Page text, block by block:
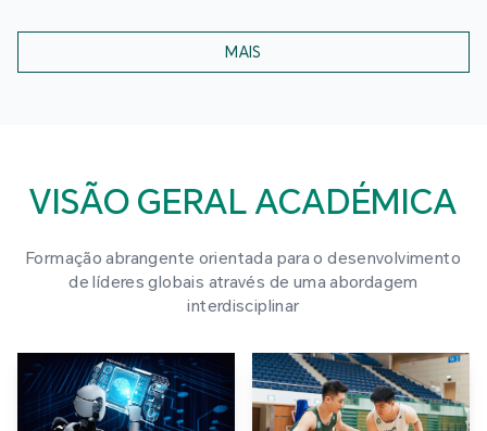
MAIS
VISÃO GERAL ACADÉMICA
Formação abrangente orientada para o desenvolvimento
de líderes globais através de uma abordagem
interdisciplinar